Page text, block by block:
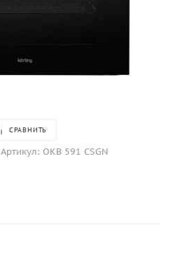
СРАВНИТЬ
Артикул: OKB 591 CSGN